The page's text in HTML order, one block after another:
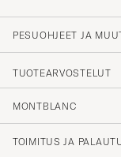
PESUOHJEET JA
TUOTEARVOSTELUT
Rask
produkt.
MONTBLANC
TOIMITUS JA